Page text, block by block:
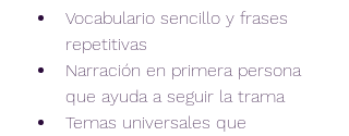
Vocabulario sencillo y frases
repetitivas
Narración en primera persona
que ayuda a seguir la trama
Temas universales que